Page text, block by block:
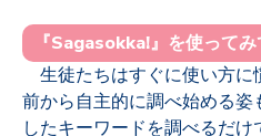
『Sagasokka!』を使ってみ
生徒たちはすぐに使い方に
前から自主的に調べ始める
したキーワードを調べるだ